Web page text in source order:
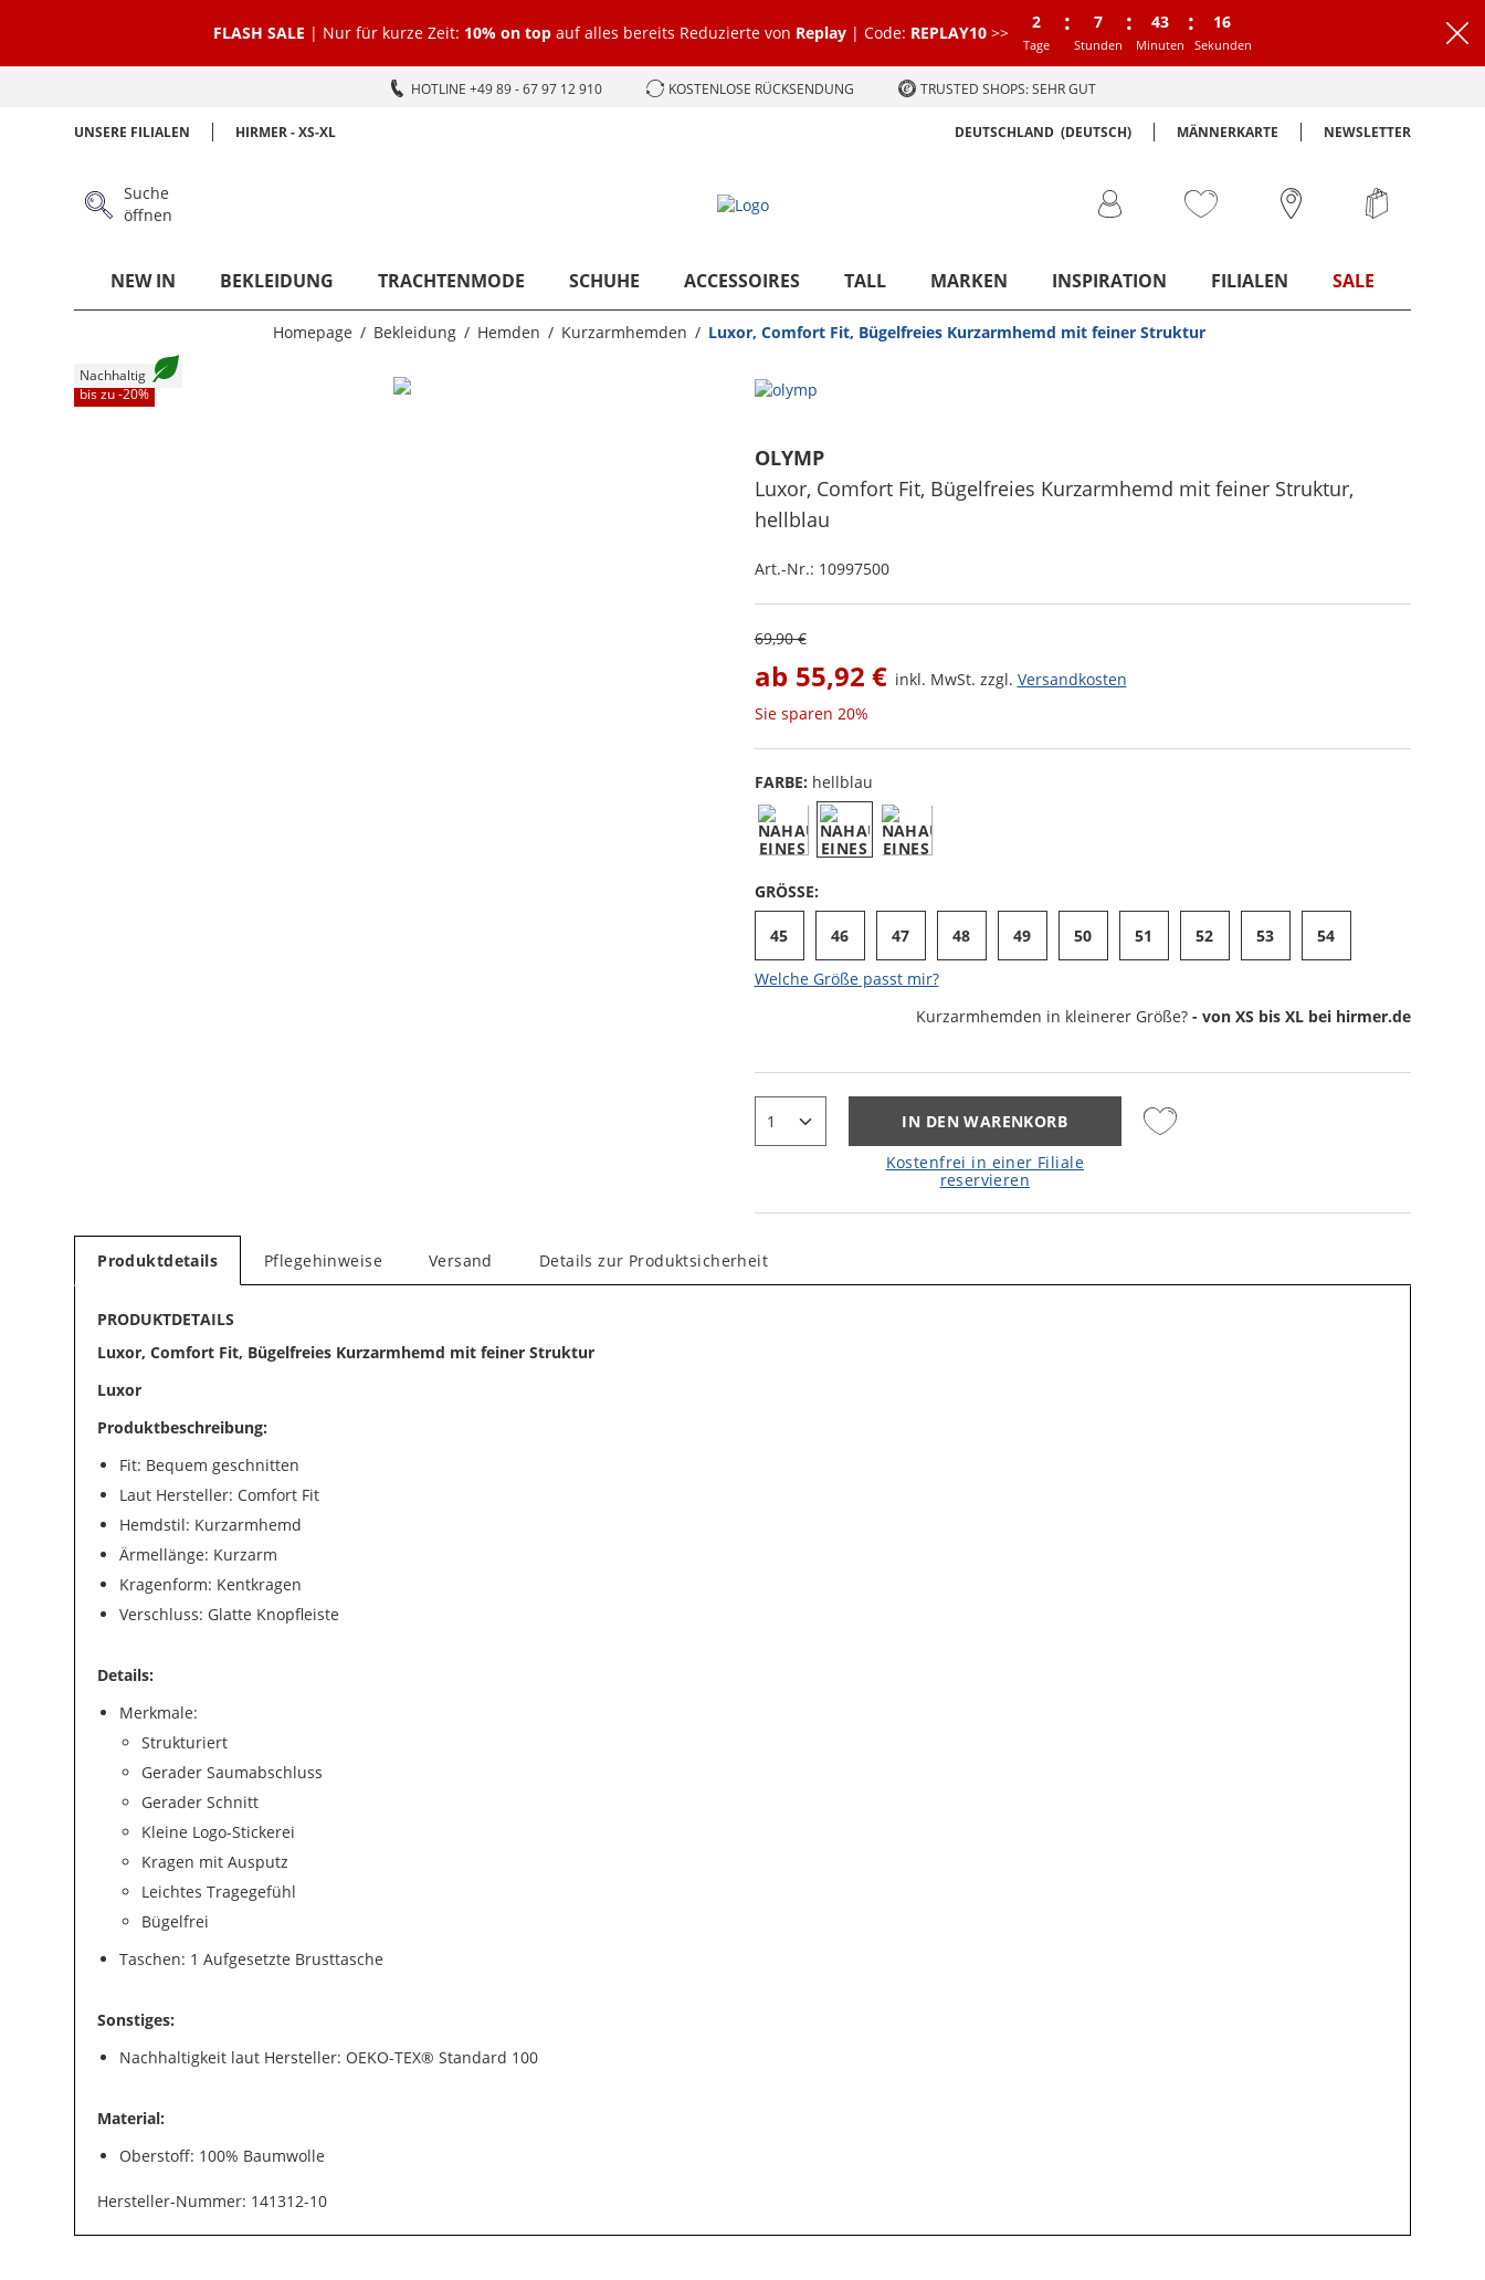
FLASH SALE | Nur für kurze Zeit: 10% on top auf alles bereits Reduzierte von Replay | Code: REPLAY10 >>
2
Tage
: 7
Stunden
: 43
Minuten
: 15
Sekunden
HOTLINE +49 89 - 67 97 12 910 KOSTENLOSE RÜCKSENDUNG TRUSTED SHOPS: SEHR GUT
UNSERE FILIALEN HIRMER - XS-XL DEUTSCHLAND (DEUTSCH) MÄNNERKARTE NEWSLETTER
Suche
öffnen
NEW IN BEKLEIDUNG TRACHTENMODE SCHUHE ACCESSOIRES TALL MARKEN INSPIRATION FILIALEN SALE
Homepage Bekleidung Hemden Kurzarmhemden Luxor, Comfort Fit, Bügelfreies Kurzarmhemd mit feiner Struktur
bis zu -20%
Nachhaltig
OLYMP
Luxor, Comfort Fit, Bügelfreies Kurzarmhemd mit feiner Struktur,
hellblau
Art.-Nr.: 10997500
69,90 €
ab 55,92 € inkl. MwSt. zzgl. Versandkosten
Sie sparen 20%
FARBE: hellblau
GRÖSSE:
45 46 47 48 49 50 51 52 53 54
Welche Größe passt mir?
Kurzarmhemden in kleinerer Größe? - von XS bis XL bei hirmer.de
IN DEN WARENKORB
Kostenfrei in einer Filiale
reservieren
Produktdetails Pflegehinweise Versand Details zur Produktsicherheit
PRODUKTDETAILS
Luxor, Comfort Fit, Bügelfreies Kurzarmhemd mit feiner Struktur
Luxor
Produktbeschreibung:
Fit: Bequem geschnitten
Laut Hersteller: Comfort Fit
Hemdstil: Kurzarmhemd
Ärmellänge: Kurzarm
Kragenform: Kentkragen
Verschluss: Glatte Knopfleiste
Details:
Merkmale:
Strukturiert
Gerader Saumabschluss
Gerader Schnitt
Kleine Logo-Stickerei
Kragen mit Ausputz
Leichtes Tragegefühl
Bügelfrei
Taschen: 1 Aufgesetzte Brusttasche
Sonstiges:
Nachhaltigkeit laut Hersteller: OEKO-TEX® Standard 100
Material:
Oberstoff: 100% Baumwolle
Hersteller-Nummer: 141312-10